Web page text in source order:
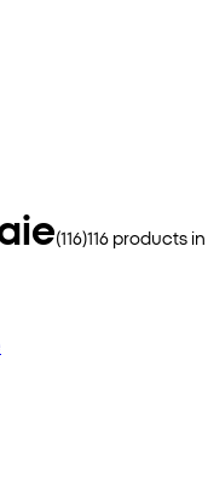
(116)116products in